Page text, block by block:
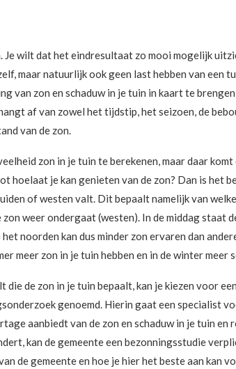
Je wilt dat het eindresultaat zo mooi mogelijk
maar natuurlijk ook geen last hebben van een
van zon en schaduw in je tuin in kaart te
af van zowel het tijdstip, het seizoen, de
van de zon.
zon in je tuin te berekenen, maar daar
hoelaat je kan genieten van de zon? Dan is het
of westen valt. Dit bepaalt namelijk van
weer ondergaat (westen). In de middag staat
noorden kan dus minder zon ervaren dan
meer zon in je tuin hebben en in de winter meer
de zon in je tuin bepaalt, kan je kiezen voor
genoemd. Hierin gaat een specialist
aanbiedt van de zon en schaduw in je tuin en
kan de gemeente een bezonningsstudie
de gemeente en hoe je hier het beste aan kan